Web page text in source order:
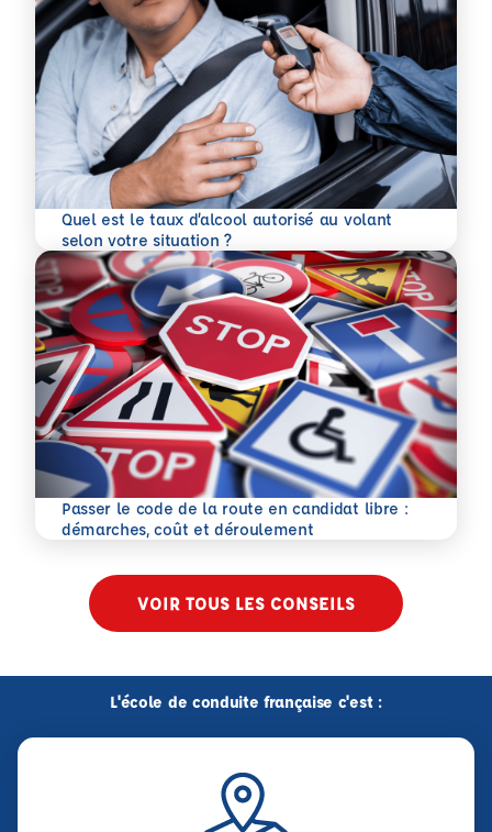
Quel est le taux d’alcool autorisé au volant
selon votre situation ?
En savoir plus
Passer le code de la route en candidat libre :
démarches, coût et déroulement
En savoir plus
VOIR TOUS LES CONSEILS
L'école de conduite française c'est :